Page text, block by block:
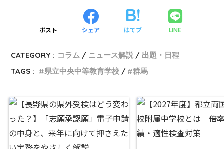
ポスト シェア はてブ LINE
CATEGORY : コラム ニュース解説
出題・日程
TAGS :
県立中央中等教育学校 群馬